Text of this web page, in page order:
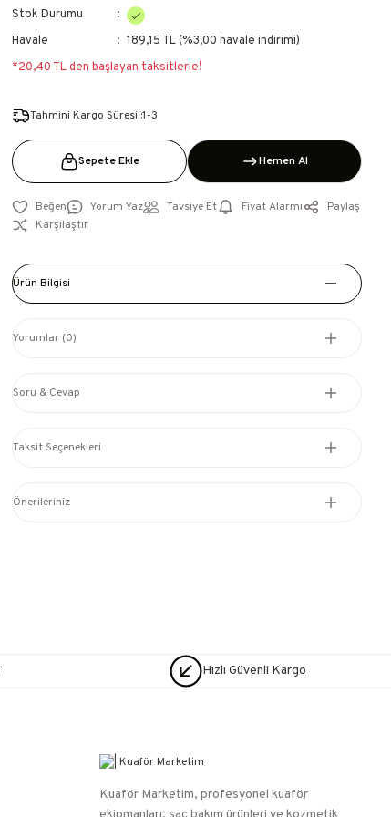
Stok Durumu
Havale
189,15 TL (%3,00 havale indirimi)
*20,40 TL den başlayan taksitlerle!
Tahmini Kargo Süresi :1-3
Sepete Ekle Hemen Al
Yorum Yaz Tavsiye Et Fiyat Alarmı
Paylaş
Karşılaştır
Ürün Bilgisi
Yorumlar (0)
Soru & Cevap
Taksit Seçenekleri
Önerileriniz
Hızlı Güvenli Kargo
Kuaför Marketim, profesyonel kuaför